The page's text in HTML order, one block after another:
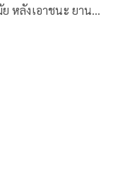
หลังเอาชนะ ยาน